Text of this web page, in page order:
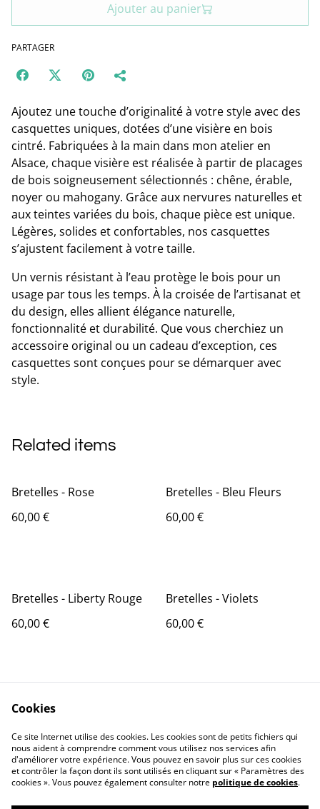
Ajouter au panier
PARTAGER
Ajoutez une touche d’originalité à votre style avec des
casquettes uniques, dotées d’une visière en bois
cintré. Fabriquées à la main dans mon atelier en
Alsace, chaque visière est réalisée à partir de placages
de bois soigneusement sélectionnés : chêne, érable,
noyer ou mahogany. Grâce aux nervures naturelles et
aux teintes variées du bois, chaque pièce est unique.
Légères, solides et confortables, nos casquettes
s’ajustent facilement à votre taille.
Un vernis résistant à l’eau protège le bois pour un
usage par tous les temps. À la croisée de l’artisanat et
du design, elles allient élégance naturelle,
fonctionnalité et durabilité. Que vous cherchiez un
accessoire original ou un cadeau d’exception, ces
casquettes sont conçues pour se démarquer avec
style.
Related items
Bretelles - Rose
60,00 €
Bretelles - Bleu Fleurs
60,00 €
Bretelles - Liberty Rouge
60,00 €
Bretelles - Violets
60,00 €
Contactez-nous
Conditions
Politique de
confidentialité
Politique de cookies
Cookies
Ce site Internet utilise des cookies. Les cookies sont de petits fichiers qui
nous aident à comprendre comment vous utilisez nos services afin
d'améliorer votre expérience. Vous pouvez en savoir plus sur ces cookies
et contrôler la façon dont ils sont utilisés en cliquant sur « Paramètres des
cookies ». Vous pouvez également consulter notre politique de cookies.